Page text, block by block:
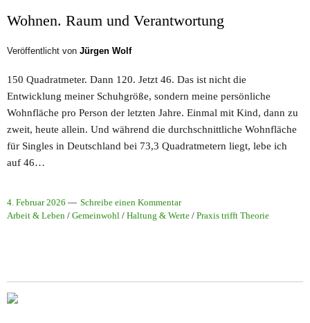
Wohnen. Raum und Verantwortung
Veröffentlicht von Jürgen Wolf
150 Quadratmeter. Dann 120. Jetzt 46. Das ist nicht die
Entwicklung meiner Schuhgröße, sondern meine persönliche
Wohnfläche pro Person der letzten Jahre. Einmal mit Kind, dann zu
zweit, heute allein. Und während die durchschnittliche Wohnfläche
für Singles in Deutschland bei 73,3 Quadratmetern liegt, lebe ich
auf 46…
4. Februar 2026
Schreibe einen Kommentar
Arbeit & Leben / Gemeinwohl / Haltung & Werte / Praxis trifft Theorie